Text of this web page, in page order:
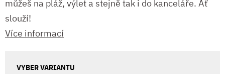
můžeš na pláž, výlet a stejně tak i do kanceláře. Ať
slouží!
Více informací
VYBER VARIANTU